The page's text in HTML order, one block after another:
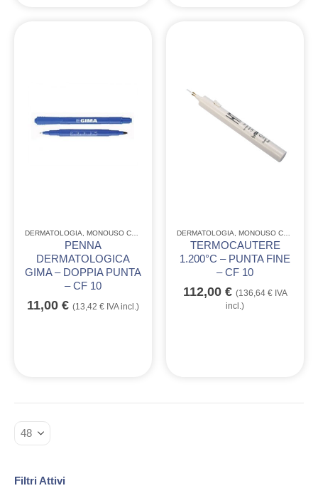
DERMATOLOGIA, MONOUSO CONSUMABILE ,VARIE DERMATOLOGIA
PENNA
DERMATOLOGICA
GIMA – DOPPIA PUNTA
– CF 10
11,00 € (13,42 € IVA incl.)
DERMATOLOGIA, MONOUSO CONSUMABILE
TERMOCAUTERE
1.200°C – PUNTA FINE
– CF 10
112,00 € (136,64 €IVA
incl.)
Filtri Attivi